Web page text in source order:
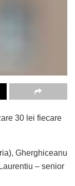
30 lei fiecare
Gherghiceanu
– senior